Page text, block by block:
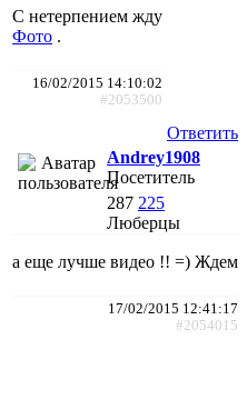
С нетерпением жду
Фото .
16/02/2015 14:10:02
#2053500
Ответить
Andrey1908
Посетитель
287 225
Люберцы
а еще лучше видео !! =) Ждем
17/02/2015 12:41:17
#2054015